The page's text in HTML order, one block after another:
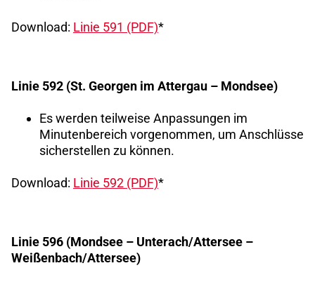
Download: Linie 591 (PDF)*
Linie 592 (St. Georgen im Attergau – Mondsee)
Es werden teilweise Anpassungen im
Minutenbereich vorgenommen, um Anschlüsse
sicherstellen zu können.
Download: Linie 592 (PDF)*
Linie 596 (Mondsee – Unterach/Attersee –
Weißenbach/Attersee)